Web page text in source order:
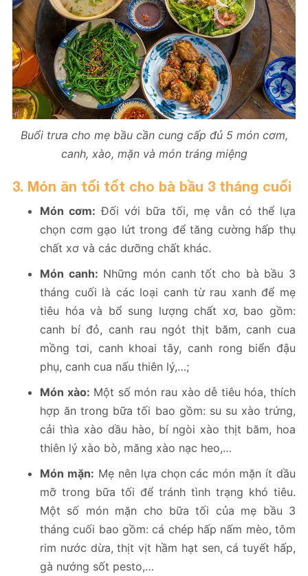
Buổi trưa cho mẹ bầu cần cung cấp đủ 5 món cơm,
canh, xào, mặn và món tráng miệng
3. Món ăn tối tốt cho bà bầu 3 tháng cuối
Món cơm: Đối với bữa tối, mẹ vẫn có thể lựa
chọn cơm gạo lứt trong để tăng cường hấp thụ
chất xơ và các dưỡng chất khác.
Món canh: Những món canh tốt cho bà bầu 3
tháng cuối là các loại canh từ rau xanh để mẹ
tiêu hóa và bổ sung lượng chất xơ, bao gồm:
canh bí đỏ, canh rau ngót thịt băm, canh cua
mồng tơi, canh khoai tây, canh rong biển đậu
phụ, canh cua nấu thiên lý,…;
Món xào: Một số món rau xào dễ tiêu hóa, thích
hợp ăn trong bữa tối bao gồm: su su xào trứng,
cải thìa xào dầu hào, bí ngòi xào thịt băm, hoa
thiên lý xào bò, măng xào nạc heo,…
Món mặn: Mẹ nên lựa chọn các món mặn ít dầu
mỡ trong bữa tối để tránh tình trạng khó tiêu.
Một số món mặn cho bữa tối của mẹ bầu 3
tháng cuối bao gồm: cá chép hấp nấm mèo, tôm
rim nước dừa, thịt vịt hầm hạt sen, cá tuyết hấp,
gà nướng sốt pesto,…